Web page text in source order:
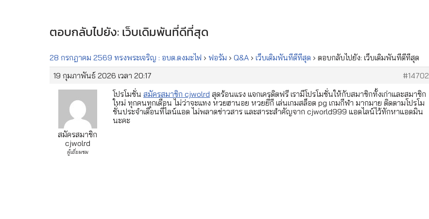
ตอบกลับไปยัง: เว็บเดิมพันที่ดีที่สุด
28 กรกฎาคม 2569 ทรงพระเจริญ : อบต.ดงมะไฟ › ฟอรั่ม › Q&A › เว็บเดิมพันที่ดีที่สุด › ตอบกลับไปยัง: เว็บเดิมพันที่ดีที่สุด
19 กุมภาพันธ์ 2026 เวลา 20:17
#14702
สมัครสมาชิก
cjwolrd
ผู้เยี่ยมชม
โปรโมชั่น สมัครสมาชิก cjwolrd สุดร้อนแรง แจกเครดิตฟรี เรามีโปรโมชั่นให้กับสมาชิกทั้งเก่าและสมาชิก
ใหม่ ทุกคนทุกเดือน ไม่ว่าจะแทง หวยฮานอย หวยยี่กี เล่นเกมสล็อต pg เกมกีฬา มากมาย ติดตามโปรโม
ชั่นประจำเดือนที่ไลน์แอด ไม่พลาดข่าวสาร และสาระสำคัญจาก cjworld999 แอดไลน์ไว้ทักหาแอดมิน
นะคะ